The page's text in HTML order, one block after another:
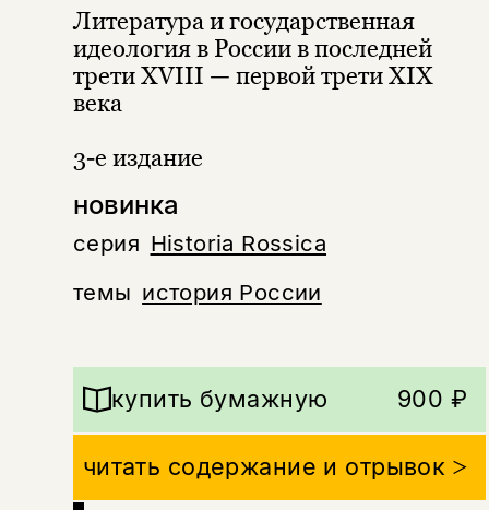
новинка
серия Historia Rossica
темы история России
Литература и государственная
идеология в России в последней
трети XVIII — первой трети XIX
века
3-е издание
купить бумажную 900 ₽
читать содержание и отрывок